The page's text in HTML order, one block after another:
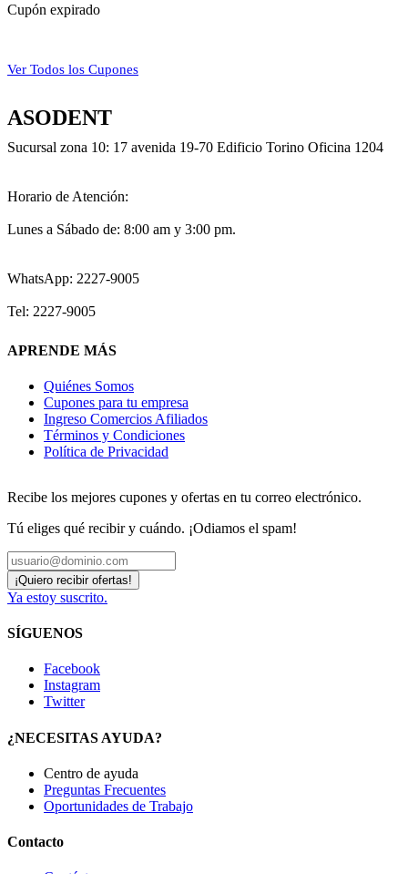
Cupón expirado
Ver Todos los Cupones
ASODENT
Sucursal zona 10: 17 avenida 19-70 Edificio Torino Oficina 1204
Horario de Atención:
Lunes a Sábado de: 8:00 am y 3:00 pm.
WhatsApp: 2227-9005
Tel: 2227-9005
APRENDE MÁS
Quiénes Somos
Cupones para tu empresa
Ingreso Comercios Afiliados
Términos y Condiciones
Política de Privacidad
Recibe los mejores cupones y ofertas en tu correo electrónico.
Tú eliges qué recibir y cuándo. ¡Odiamos el spam!
Ya estoy suscrito.
SÍGUENOS
Facebook
Instagram
Twitter
¿NECESITAS AYUDA?
Centro de ayuda
Preguntas Frecuentes
Oportunidades de Trabajo
Contacto